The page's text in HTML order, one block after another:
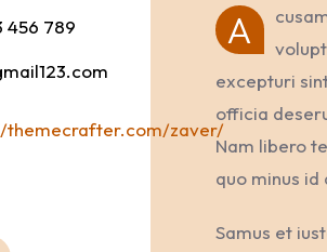
456 789
themecrafter.com/zaver/
A
excepturi
officia
Nam libero
quo minus
Samus et